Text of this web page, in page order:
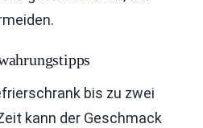
bis zu zwei
kann der Geschmack